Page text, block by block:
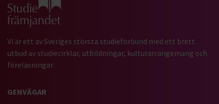
Vi är ett av Sveriges största studieförbund med ett brett
utbud av studiecirklar, utbildningar, kulturarrangemang och
föreläsningar.
GENVÄGAR